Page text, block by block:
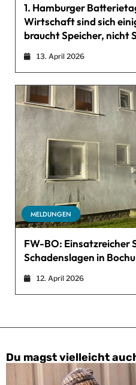
1. Hamburger
Wirtschaft sind sich
braucht Speicher, nicht
13. April 2026
MELDUNGEN
FW-BO: Einsatzreicher
Schadenslagen in
12. April 2026
Du magst vielleicht